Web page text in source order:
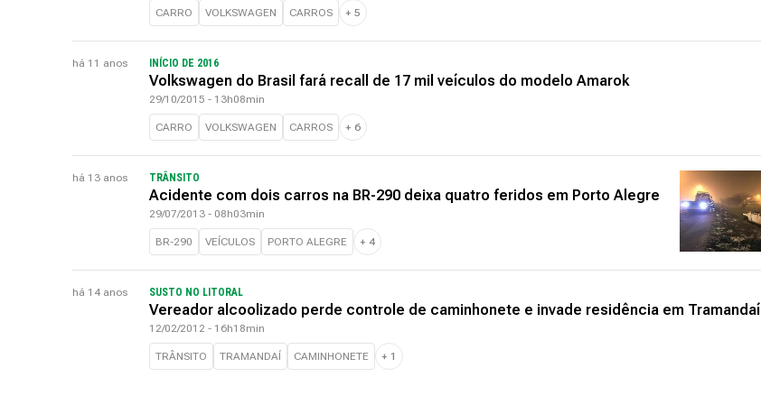
CARRO VOLKSWAGEN CARROS + 5
há 11 anos INÍCIO DE 2016
Volkswagen do Brasil fará recall de 17 mil veículos do modelo Amarok
29/10/2015 - 13h08min
CARRO VOLKSWAGEN CARROS + 6
há 13 anos TRÂNSITO
Acidente com dois carros na BR-290 deixa quatro feridos em Porto Alegre
29/07/2013 - 08h03min
BR-290 VEÍCULOS PORTO ALEGRE + 4
há 14 anos SUSTO NO LITORAL
Vereador alcoolizado perde controle de caminhonete e invade residência em Tramandaí
12/02/2012 - 16h18min
TRÂNSITO TRAMANDAÍ CAMINHONETE + 1